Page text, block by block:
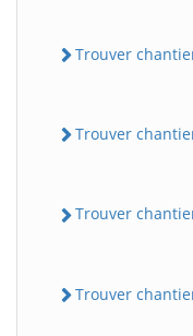
Trouver
Trouver
Trouver
Trouver